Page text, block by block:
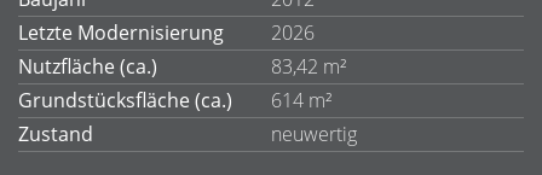
Letzte Modernisierung
2026
Nutzfläche (ca.)
83,42 m²
Grundstücksfläche (ca.)
614 m²
Zustand
neuwertig